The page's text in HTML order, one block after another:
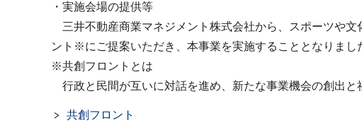
・実施会場の提供等
三井不動産商業マネジメント株式会社から、スポーツや文
ント※にご提案いただき、本事業を実施することとなりまし
※共創フロントとは
行政と民間が互いに対話を進め、新たな事業機会の創出と
共創フロント